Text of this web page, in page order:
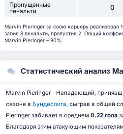
Пропущенные
пенальти
0
Marvin Pieringer за свою карьеру реализовал
забил 8 пенальти, пропустив 2. Общий
Marvin Pieringer – 80%.
Статистический анализ
Marvin Pieringer - Нападающий,
сезоне в Бундеслига, сыграв в общей
Pieringer забивает в среднем 0.22 гола
Благодаря этим атакующим